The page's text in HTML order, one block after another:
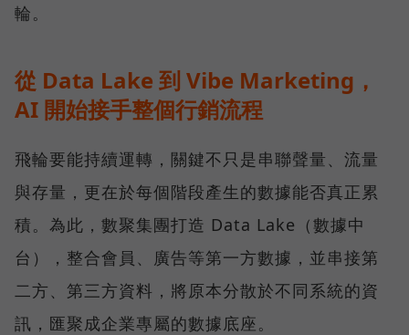
輪。
從 Data Lake 到 Vibe Marketing，
AI 開始接手整個行銷流程
飛輪要能持續運轉，關鍵不只是串聯聲量、流量
與存量，更在於每個階段產生的數據能否真正累
積。為此，數聚集團打造 Data Lake（數據中
台），整合會員、廣告等第一方數據，並串接第
二方、第三方資料，將原本分散於不同系統的資
訊，匯聚成企業專屬的數據底座。